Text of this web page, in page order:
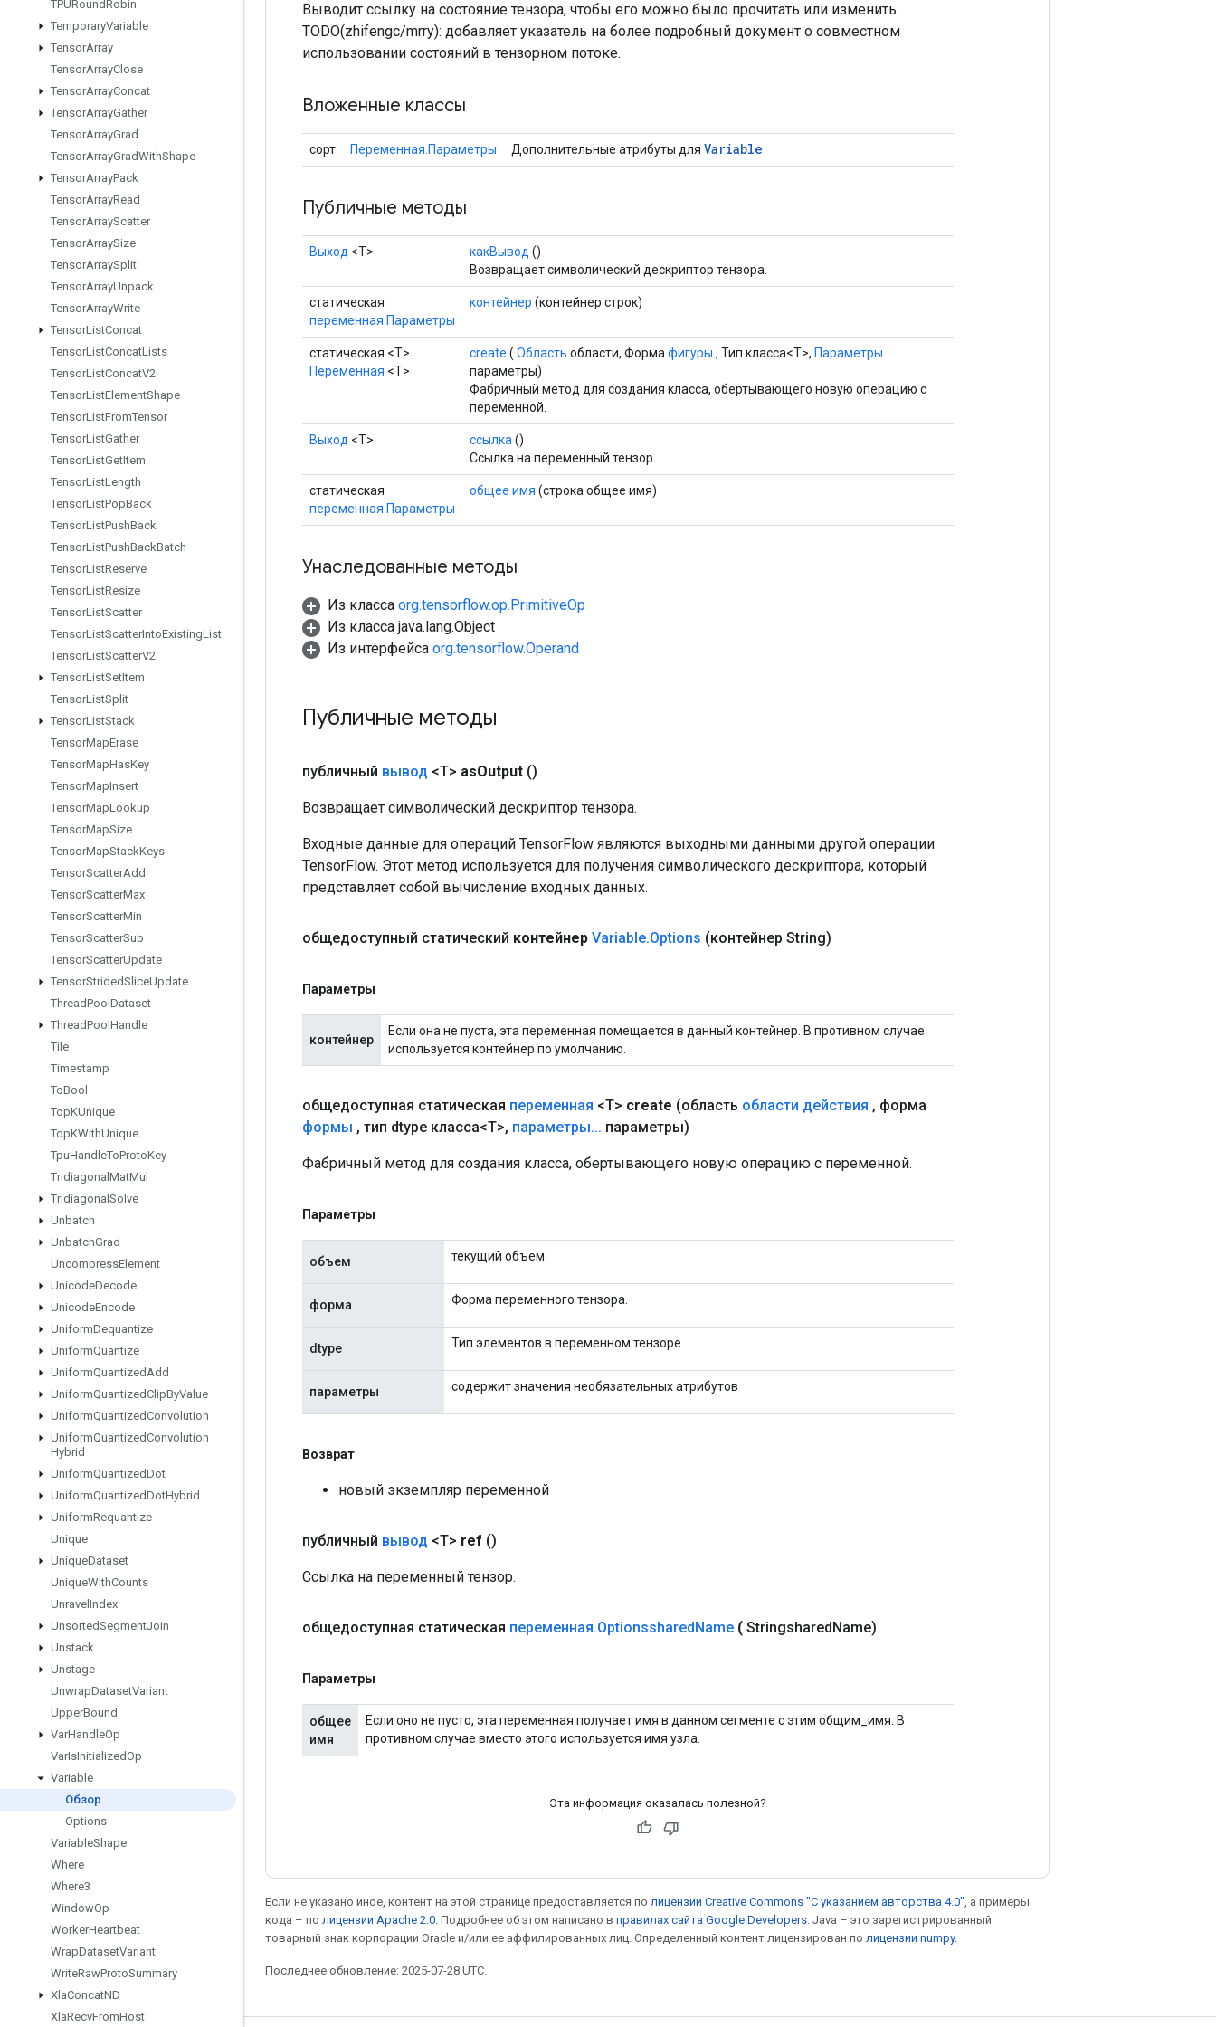
TPURoundRobin
TemporaryVariable
TensorArray
TensorArrayClose
TensorArrayConcat
TensorArrayGather
TensorArrayGrad
TensorArrayGradWithShape
TensorArrayPack
TensorArrayRead
TensorArrayScatter
TensorArraySize
TensorArraySplit
TensorArrayUnpack
TensorArrayWrite
TensorListConcat
TensorListConcatLists
TensorListConcatV2
TensorListElementShape
TensorListFromTensor
TensorListGather
TensorListGetItem
TensorListLength
TensorListPopBack
TensorListPushBack
TensorListPushBackBatch
TensorListReserve
TensorListResize
TensorListScatter
TensorListScatterIntoExistingList
TensorListScatterV2
TensorListSetItem
TensorListSplit
TensorListStack
TensorMapErase
TensorMapHasKey
TensorMapInsert
TensorMapLookup
TensorMapSize
TensorMapStackKeys
TensorScatterAdd
TensorScatterMax
TensorScatterMin
TensorScatterSub
TensorScatterUpdate
TensorStridedSliceUpdate
ThreadPool Dataset
ThreadPool Handle
Tile
Timestamp
ToBool
TopKUnique
TopKWithUnique
TpuHandleToProtoKey
Tridiagonal MatMul
Tridiagonal Solve
Unbatch
UnbatchGrad
UncompressElement
UnicodeDecode
UnicodeEncode
UniformDequantize
UniformQuantize
UniformQuantizedAdd
UniformQuantizedClipByValue
UniformQuantizedConvolution
UniformQuantizedConvolution
Hybrid
UniformQuantizedDot
UniformQuantizedDotHybrid
UniformRequantize
Unique
UniqueDataset
UniqueWithCounts
Unravel Index
UnsortedSegmentJoin
Unstack
Unstage
UnwrapDatasetVariant
UpperBound
VarHandleOp
VarIsInitializedOp
Variable
Обзор
Options
VariableShape
Where
Where3
WindowOp
WorkerHeartbeat
WrapDatasetVariant
WriteRawProtoSummary
XlaConcatND
XlaRecvFromHost
Выводит ссылку на состояние тензора, чтобы его можно было прочитать или изменить.
TODO(zhifengc/mrry): добавляет указатель на более подробный документ о совместном
использовании состояний в тензорном потоке.
Вложенные классы
сорт Переменная.Параметры Дополнительные атрибуты для Variable
Публичные методы
Выход <Т> какВывод ()
Возвращает символический дескриптор тензора.
статическая
переменная.Параметры
контейнер (контейнер строк)
статическая <T>
Переменная <T>
create ( Область области, Форма фигуры , Тип класса<T>, Параметры...
параметры)
Фабричный метод для создания класса, обертывающего новую операцию с
переменной.
Выход <Т> ссылка ()
Ссылка на переменный тензор.
статическая
переменная.Параметры
общее имя (строка общее имя)
Унаследованные методы
Из класса org.tensorflow.op.PrimitiveOp
Из класса java.lang.Object
Из интерфейса org.tensorflow.Operand
Публичные методы
публичный вывод <T> asOutput ()
Возвращает символический дескриптор тензора.
Входные данные для операций TensorFlow являются выходными данными другой операции
TensorFlow. Этот метод используется для получения символического дескриптора, который
представляет собой вычисление входных данных.
общедоступный статический контейнер Variable.Options (контейнер String)
Параметры
контейнер
Если она не пуста, эта переменная помещается в данный контейнер. В противном случае
используется контейнер по умолчанию.
общедоступная статическая переменная <T> create (область области действия , форма
формы , тип dtype класса<T>, параметры... параметры)
Фабричный метод для создания класса, обертывающего новую операцию с переменной.
Параметры
объем текущий объем
форма Форма переменного тензора.
dtype Тип элементов в переменном тензоре.
параметры содержит значения необязательных атрибутов
Возврат
новый экземпляр переменной
публичный вывод <T> ref ()
Ссылка на переменный тензор.
общедоступная статическая переменная.OptionssharedName ( StringsharedName)
Параметры
общее
имя
Если оно не пусто, эта переменная получает имя в данном сегменте с этим общим_имя. В
противном случае вместо этого используется имя узла.
Эта информация оказалась полезной?
Если не указано иное, контент на этой странице предоставляется по лицензии Creative Commons "С указанием авторства 4.0" , а примеры
кода – по лицензии Apache 2.0 . Подробнее об этом написано в правилах сайта Google Developers . Java – это зарегистрированный
товарный знак корпорации Oracle и/или ее аффилированных лиц. Определенный контент лицензирован по лицензии numpy.
Последнее обновление: 2025-07-28 UTC.